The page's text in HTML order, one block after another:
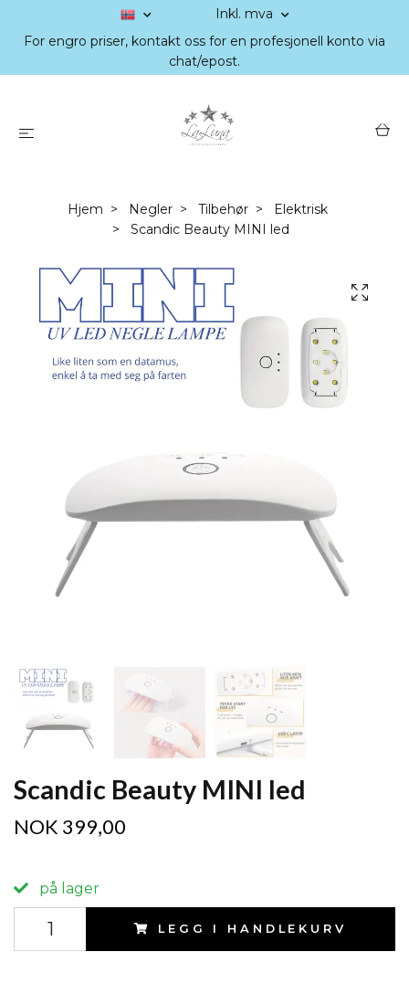
Inkl. mva
For engro priser, kontakt oss for en profesjonell konto via
chat/epost.
Hjem Negler Tilbehør
Elektrisk
Scandic Beauty MINI led
Scandic Beauty MINI led
NOK 399,00
på lager
LEGG I HANDLEKURV